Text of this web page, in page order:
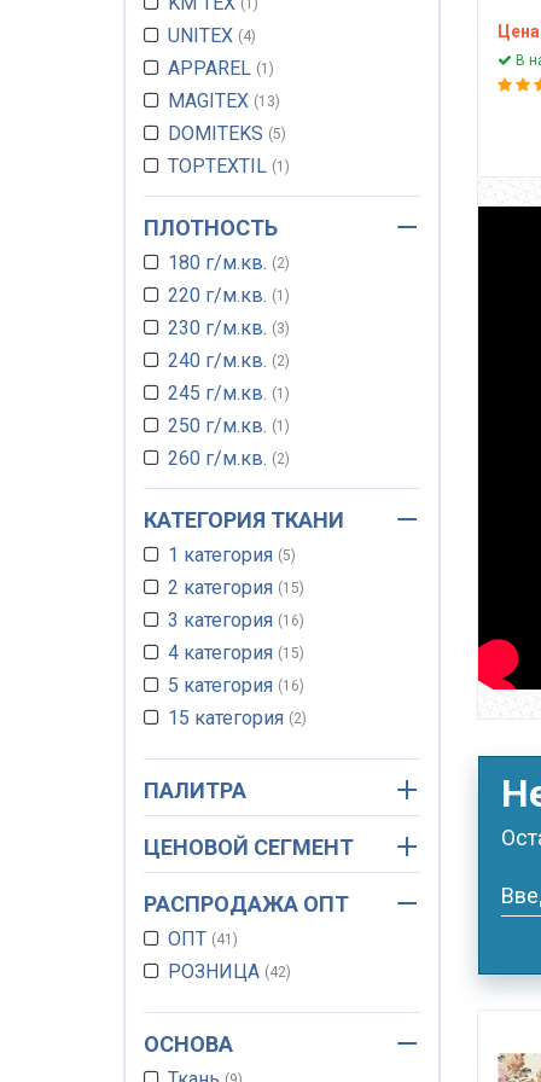
Цена
В
UNITEX 4
APPAREL 1
MAGITEX 13
DOMITEKS 5
TOPTEXTIL 1
LIGHT STAR 6
EXIM TEXTIL
ITALVELLUTI
TANDEM TEXTILE
МЕБТЕКС 1
ARBEN (TEXTORIA)
ДИВОТЕКС 1
ПЛОТНОСТЬ
180 г/м.кв. 2
220 г/м.кв. 1
230 г/м.кв. 3
240 г/м.кв. 2
245 г/м.кв. 1
250 г/м.кв. 1
260 г/м.кв. 2
280 г/м.кв. 2
300 г/м.кв.
310 г/м.кв. 1
320 г/м.кв. 3
340 г/м.кв. 1
350 г/м.кв. 2
400 г/м.кв. 2
780 г/м.кв. 1
КАТЕГОРИЯ ТКАНИ
1 категория 5
2 категория 15
3 категория 16
4 категория 15
5 категория 16
15 категория 2
ПАЛИТРА
ЦЕНОВОЙ СЕГМЕНТ
РАСПРОДАЖА ОПТ
ОПТ 41
РОЗНИЦА 42
ОСНОВА